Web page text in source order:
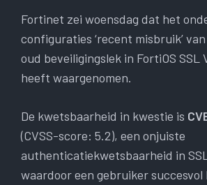
Fortinet zei woensdag dat het
configuraties ‘recent misbruik’
oud beveiligingslek in FortiOS SSL
heeft waargenomen.
De kwetsbaarheid in kwestie is
(CVSS-score: 5.2), een onjuiste
authenticatiekwetsbaarheid in
waardoor een gebruiker succesvol